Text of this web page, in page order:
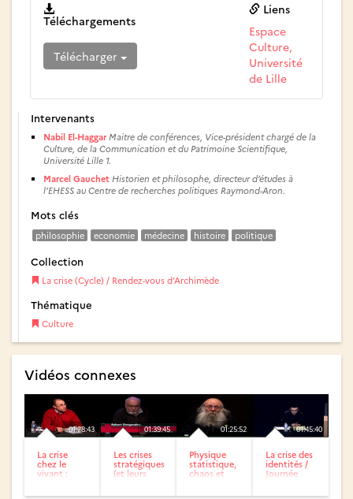
Téléchargements
Télécharger
Liens
Espace
Culture,
Université
de Lille
Intervenants
Nabil El-Haggar Maitre de conférences, Vice-président chargé de la
Culture, de la Communication et du Patrimoine Scientifique,
Université Lille 1.
Marcel Gauchet Historien et philosophe, directeur d’études à
l’EHESS au Centre de recherches politiques Raymond-Aron.
Mots clés
philosophie economie médecine histoire politique
Collection
La crise (Cycle) / Rendez-vous d’Archimède
Thématique
Culture
Vidéos connexes
01:28:43
La crise
chez le
vivant :
01:39:45
Les crises
stratégiques
(et leurs
01:25:52
Physique
statistique,
chaos et
01:45:40
La crise des
identités /
Journée